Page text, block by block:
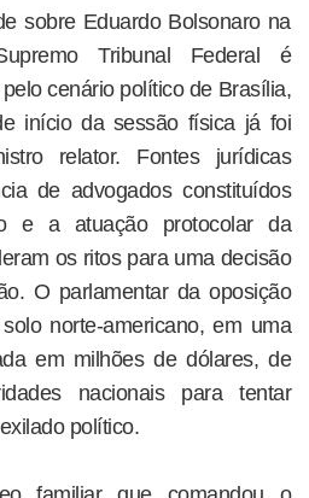
sobre Eduardo Bolsonaro na
Tribunal Federal é
cenário político de Brasília,
início da sessão física já foi
relator. Fontes jurídicas
de advogados constituídos
e a atuação protocolar da
os ritos para uma decisão
O parlamentar da oposição
norte-americano, em uma
em milhões de dólares, de
nacionais para tentar
político.